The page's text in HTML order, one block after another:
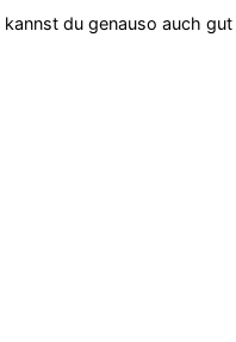
du genauso auch gut